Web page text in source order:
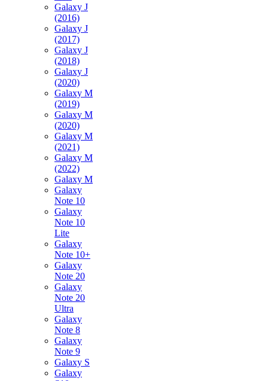
Galaxy J
(2016)
Galaxy J
(2017)
Galaxy J
(2018)
Galaxy J
(2020)
Galaxy M
(2019)
Galaxy M
(2020)
Galaxy M
(2021)
Galaxy M
(2022)
Galaxy M
Galaxy
Note 10
Galaxy
Note 10
Lite
Galaxy
Note 10+
Galaxy
Note 20
Galaxy
Note 20
Ultra
Galaxy
Note 8
Galaxy
Note 9
Galaxy S
Galaxy